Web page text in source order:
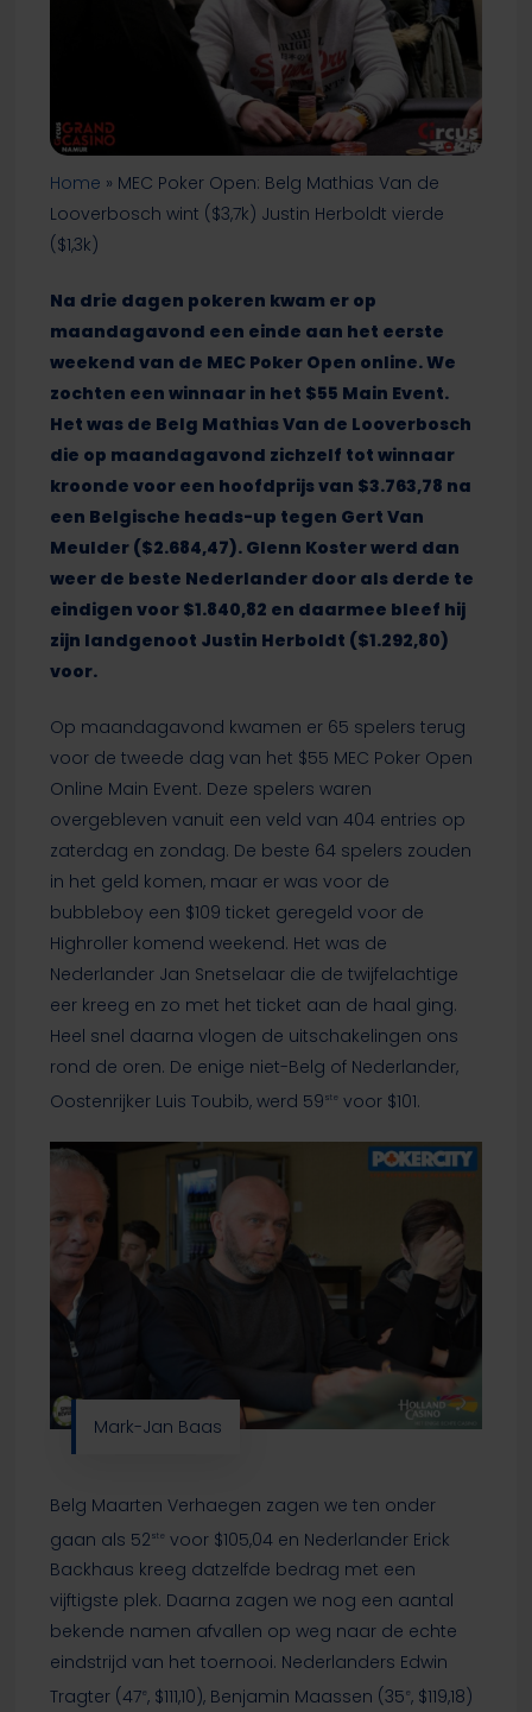
Home » MEC Poker Open: Belg Mathias Van de
Looverbosch wint ($3,7k) Justin Herboldt vierde
($1,3k)
Na drie dagen pokeren kwam er op
maandagavond een einde aan het eerste
weekend van de MEC Poker Open online. We
zochten een winnaar in het $55 Main Event.
Het was de Belg Mathias Van de Looverbosch
die op maandagavond zichzelf tot winnaar
kroonde voor een hoofdprijs van $3.763,78 na
een Belgische heads-up tegen Gert Van
Meulder ($2.684,47). Glenn Koster werd dan
weer de beste Nederlander door als derde te
eindigen voor $1.840,82 en daarmee bleef hij
zijn landgenoot Justin Herboldt ($1.292,80)
voor.
Op maandagavond kwamen er 65 spelers terug
voor de tweede dag van het $55 MEC Poker Open
Online Main Event. Deze spelers waren
overgebleven vanuit een veld van 404 entries op
zaterdag en zondag. De beste 64 spelers zouden
in het geld komen, maar er was voor de
bubbleboy een $109 ticket geregeld voor de
Highroller komend weekend. Het was de
Nederlander Jan Snetselaar die de twijfelachtige
eer kreeg en zo met het ticket aan de haal ging.
Heel snel daarna vlogen de uitschakelingen ons
rond de oren. De enige niet-Belg of Nederlander,
Oostenrijker Luis Toubib, werd 59 ste voor $101.
Mark-Jan Baas
Belg Maarten Verhaegen zagen we ten onder
gaan als 52 ste voor $105,04 en Nederlander Erick
Backhaus kreeg datzelfde bedrag met een
vijftigste plek. Daarna zagen we nog een aantal
bekende namen afvallen op weg naar de echte
eindstrijd van het toernooi. Nederlanders Edwin
Tragter (47e, $111,10), Benjamin Maassen (35 e, $119,18)